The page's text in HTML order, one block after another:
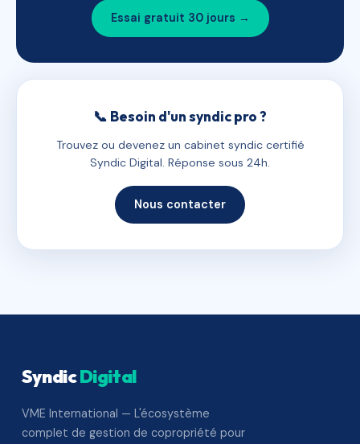
Essai gratuit 30 jours →
📞 Besoin d'un syndic pro ?
Trouvez ou devenez un cabinet syndic certifié
Syndic Digital. Réponse sous 24h.
Nous contacter
SyndicDigital
VME International — L'écosystème
complet de gestion de copropriété pour